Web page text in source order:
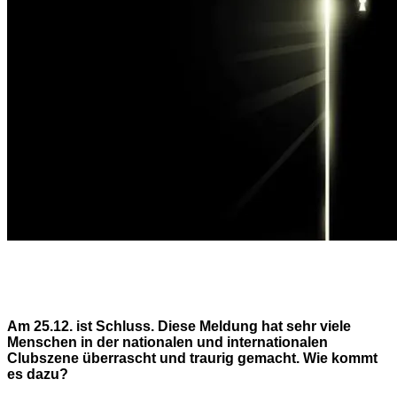
Am 25.12. ist Schluss. Diese Meldung hat sehr viele
Menschen in der nationalen und internationalen
Clubszene überrascht und traurig gemacht. Wie kommt
es dazu?